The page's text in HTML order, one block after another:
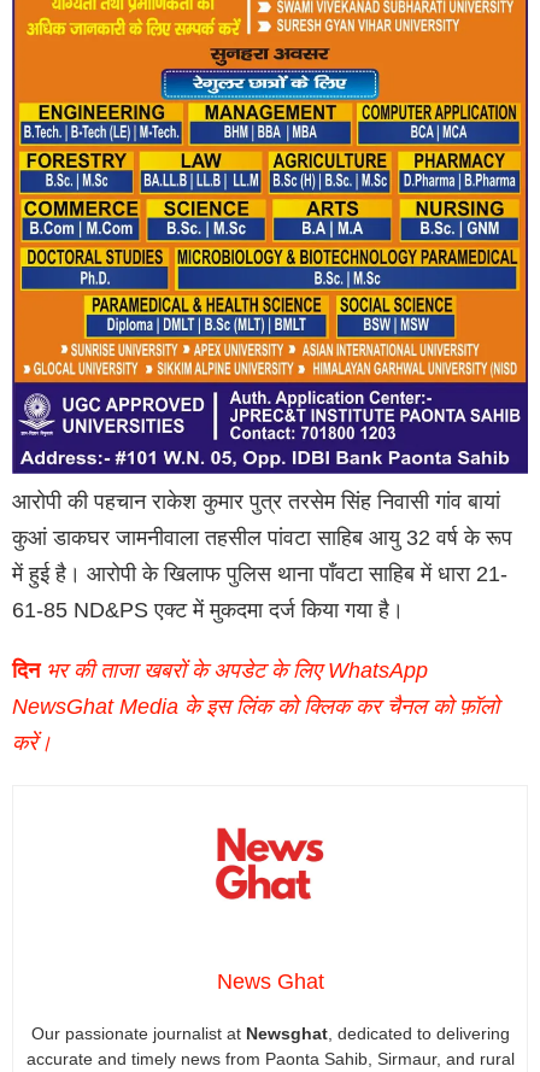
आरोपी की पहचान राकेश कुमार पुत्र तरसेम सिंह निवासी गांव बायां
कुआं डाकघर जामनीवाला तहसील पांवटा साहिब आयु 32 वर्ष के रूप
में हुई है। आरोपी के खिलाफ पुलिस थाना पाँवटा साहिब में धारा 21-
61-85 ND&PS एक्ट में मुकदमा दर्ज किया गया है।
दिनभर की ताजा खबरों के अपडेट के लिए WhatsApp
NewsGhat Media के इस लिंक को क्लिक कर चैनल को फ़ॉलो
करें।
News Ghat
Our passionate journalist at Newsghat, dedicated to delivering
accurate and timely news from Paonta Sahib, Sirmaur, and rural